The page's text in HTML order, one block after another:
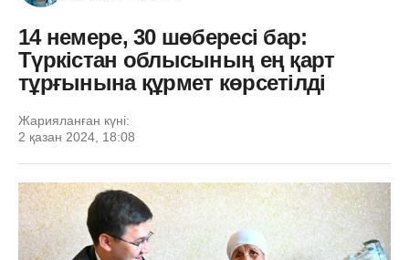
14 немере, 30 шөбересі бар:
Түркістан облысының ең қарт
тұрғынына құрмет көрсетілді
Жарияланған күні:
2 қазан 2024, 18:08